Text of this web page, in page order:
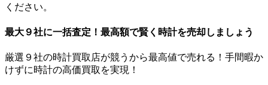
ください。
最大９社に一括査定！ 最高額で賢く時計を売却しましょう
厳選９社の時計買取店が競うから最高値で売れる！手間暇か
けずに時計の高価買取を実現！